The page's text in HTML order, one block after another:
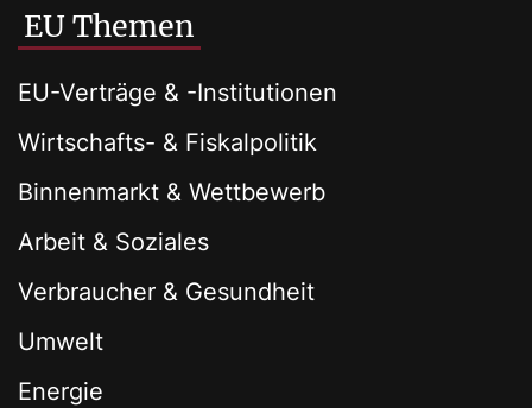
EU Themen
EU-Verträge & -Institutionen
Wirtschafts- & Fiskalpolitik
Binnenmarkt & Wettbewerb
Arbeit & Soziales
Verbraucher & Gesundheit
Umwelt
Energie